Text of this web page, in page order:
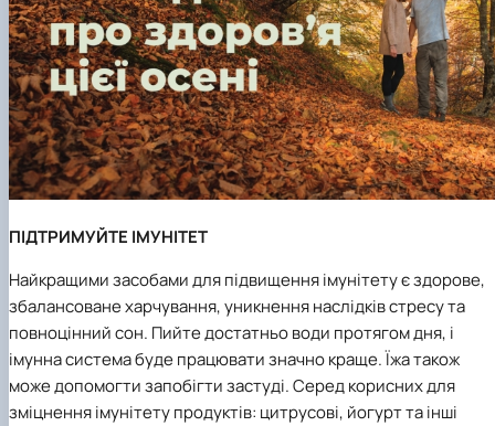
ПІДТРИМУЙТЕ ІМУНІТЕТ
Найкращими засобами для підвищення імунітету є здорове,
збалансоване харчування, уникнення наслідків стресу та
повноцінний сон. Пийте достатньо води протягом дня, і
імунна система буде працювати значно краще. Їжа також
може допомогти запобігти застуді. Серед корисних для
зміцнення імунітету продуктів: цитрусові, йогурт та інші